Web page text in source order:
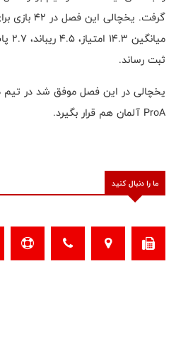
گرفت.
ثبت رساند.
یخچالی در این فصل موفق شد در تیم
ProA آلمان هم قرار بگیرد.
ما را دنبال کنید